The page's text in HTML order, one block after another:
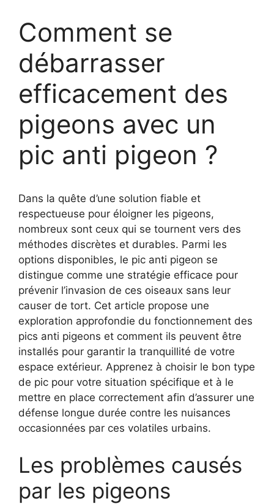
Comment se
débarrasser
efficacement des
pigeons avec un
pic anti pigeon ?
Dans la quête d’une solution fiable et
respectueuse pour éloigner les pigeons,
nombreux sont ceux qui se tournent vers des
méthodes discrètes et durables. Parmi les
options disponibles, le pic anti pigeon se
distingue comme une stratégie efficace pour
prévenir l’invasion de ces oiseaux sans leur
causer de tort. Cet article propose une
exploration approfondie du fonctionnement des
pics anti pigeons et comment ils peuvent être
installés pour garantir la tranquillité de votre
espace extérieur. Apprenez à choisir le bon type
de pic pour votre situation spécifique et à le
mettre en place correctement afin d’assurer une
défense longue durée contre les nuisances
occasionnées par ces volatiles urbains.
Les problèmes causés
par les pigeons